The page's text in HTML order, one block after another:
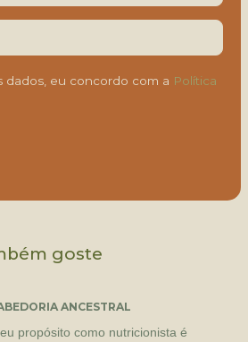
dados, eu concordo com a Política
goste
ANCESTRAL
propósito como nutricionista é